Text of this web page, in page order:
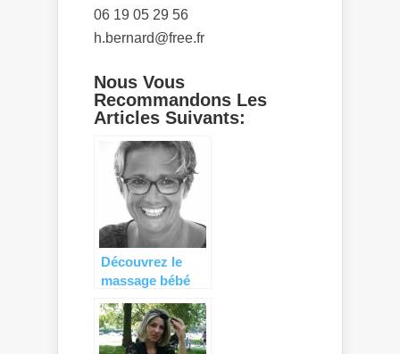
06 19 05 29 56
h.bernard@free.fr
Nous Vous
Recommandons Les
Articles Suivants:
Découvrez le
massage bébé
Briêre